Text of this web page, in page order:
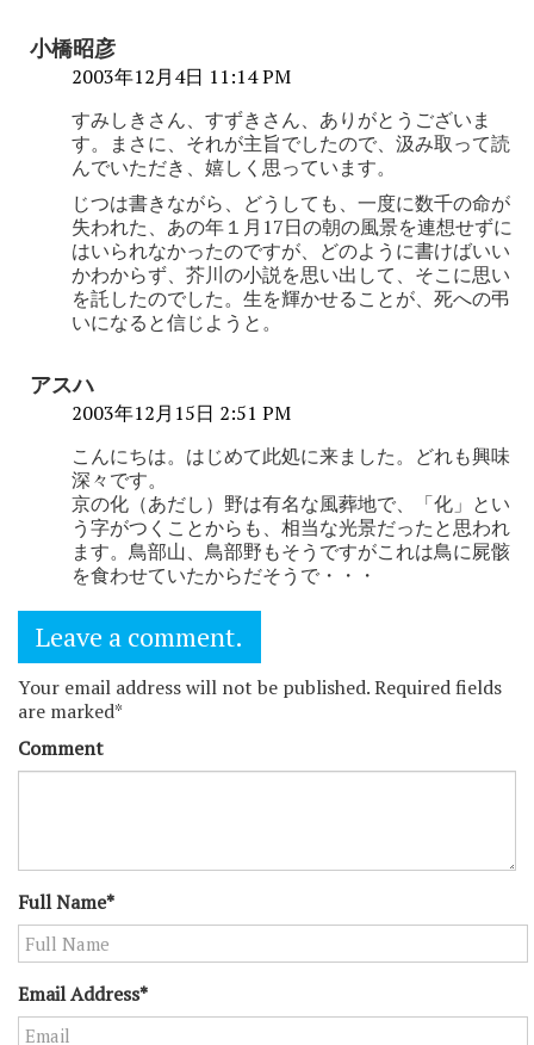
小橋昭彦
2003年12月4日 11:14 PM
すみしきさん、すずきさん、ありがとうございま
す。まさに、それが主旨でしたので、汲み取って読
んでいただき、嬉しく思っています。
じつは書きながら、どうしても、一度に数千の命が
失われた、あの年１月17日の朝の風景を連想せずに
はいられなかったのですが、どのように書けばいい
かわからず、芥川の小説を思い出して、そこに思い
を託したのでした。生を輝かせることが、死への弔
いになると信じようと。
アスハ
2003年12月15日 2:51 PM
こんにちは。はじめて此処に来ました。どれも興味
深々です。
京の化（あだし）野は有名な風葬地で、「化」とい
う字がつくことからも、相当な光景だったと思われ
ます。鳥部山、鳥部野もそうですがこれは鳥に屍骸
を食わせていたからだそうで・・・
Leave a comment.
Your email address will not be published. Required fields
are marked*
Comment
Full Name*
Email Address*